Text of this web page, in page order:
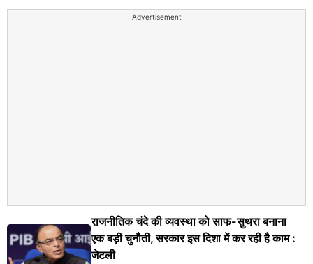
Advertisement
राजनीतिक चंदे की व्‍यवस्‍था को साफ-सुथरा बनाना
एक बड़ी चुनौती, सरकार इस दिशा में कर रही है काम :
जेटली